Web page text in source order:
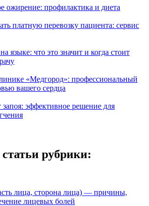
ожирение: профилактика и диета
платную перевозку пациента: сервис
языке: что это значит и когда стоит
«Медгород»: профессиональный
вашего сердца
эффективное решение для
рубрики:
лица, сторона лица) — причины,
лицевых болей